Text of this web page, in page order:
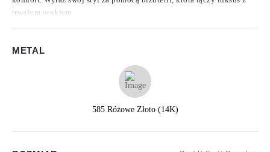
trwałym urokiem.
METAL
585 Różowe Złoto (14K)